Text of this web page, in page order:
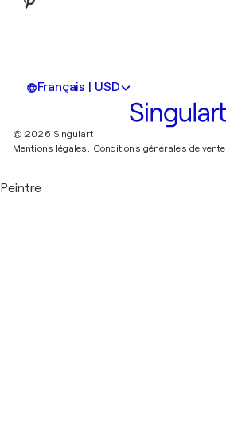
Français | USD
© 2026 Singulart
Mentions légales. Conditions générales de vente
Peintre